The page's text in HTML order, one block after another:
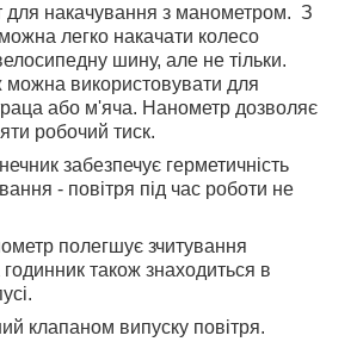
для накачування з манометром. З
легко накачати колесо
шину, але не тільки.
можна використовувати для
або м'яча. Нанометр дозволяє
робочий тиск.
забезпечує герметичність
- повітря під час роботи не
полегшує зчитування
також знаходиться в
клапаном випуску повітря.